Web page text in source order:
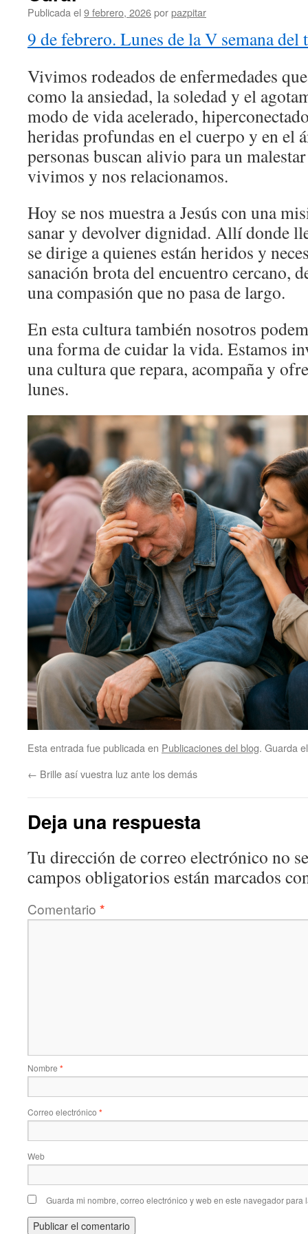
Publicada el 9 febrero, 2026porpazpitar
9 de febrero. Lunes de la V semana
Vivimos rodeados de enfermedades
como la ansiedad, la soledad y el
modo de vida acelerado,
heridas profundas en el cuerpo y en el
personas buscan alivio para un
vivimos y nos relacionamos.
Hoy se nos muestra a Jesús con una
sanar y devolver dignidad. Allí donde
se dirige a quienes están heridos y
sanación brota del encuentro cercano,
una compasión que no pasa de largo.
En esta cultura también nosotros
una forma de cuidar la vida. Estamos
una cultura que repara, acompaña y
lunes.
Esta entrada fue publicada en Publicaciones del blog. Guarda
← Brille así vuestra luz ante los demás
Deja una respuesta
Tu dirección de correo electrónico no
campos obligatorios están marcados
Comentario *
Nombre *
Correo electrónico *
Web
Guarda mi nombre, correo electrónico y web en este navegador para